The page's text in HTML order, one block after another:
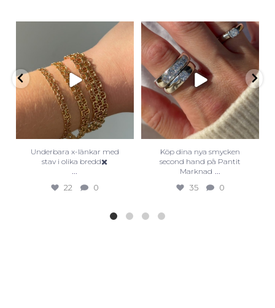
Underbara x-länkar med
stav i olika bredd✖️
...
22 0
Köp dina nya smycken
second hand på Pantit
Marknad ...
35 0